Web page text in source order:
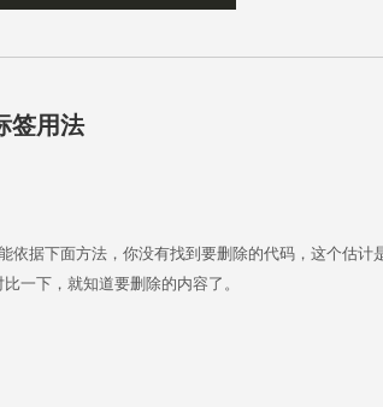
签用法
依据下面方法，你没有找到要删除的代码，这个估
一下，就知道要删除的内容了。